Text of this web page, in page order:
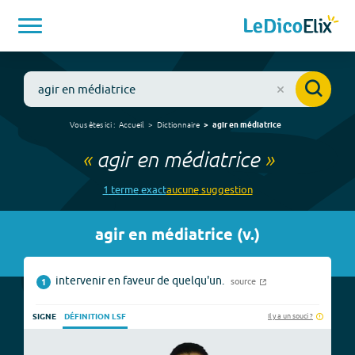
Vous êtes ici : Accueil Dictionnaire agir en médiatrice
« agir en médiatrice»
1 termeexactaucunesuggestion
agir en médiatrice (v.)
1 intervenir en faveur de quelqu'un. source
SIGNE DÉFINITION LSF Il y a un souci ?